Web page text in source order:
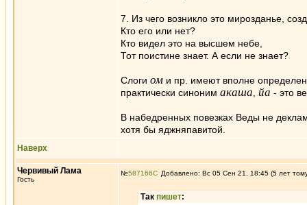
7. Из чего возникло это мирозданье,
Кто его или нет?
Кто видел это на высшем небе,
Тот поистине знает. А если не знает?
Слоги ом и пр. имеют вполне
практически синоним акаша йа - это
В набедренных повезках Веды не
хотя бы яджняпавитой.
Наверх
Червивый Лама
Гость
№587166 Добавлено: Вс 05 Сен 21, 18:45 (5 лет
Так пишет: